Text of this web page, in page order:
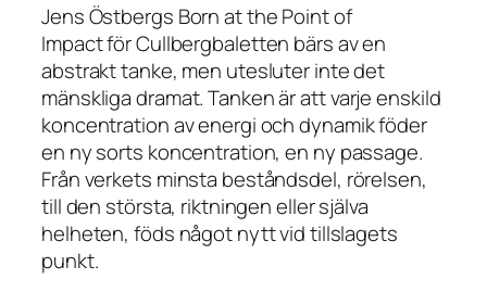
Jens Östbergs Born at the Point of
Impactför Cullbergbaletten bärs av en
abstrakt tanke, men utesluter inte det
mänskliga dramat. Tanken är att varje enskild
koncentration av energi och dynamik föder
en ny sorts koncentration, en ny passage.
Från verkets minsta beståndsdel, rörelsen,
till den största, riktningen eller själva
helheten, föds något nytt vid tillslagets
punkt.